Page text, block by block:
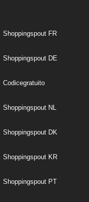
Shoppingspout FR
Shoppingspout DE
Codicegratuito
Shoppingspout NL
Shoppingspout DK
Shoppingspout KR
Shoppingspout PT